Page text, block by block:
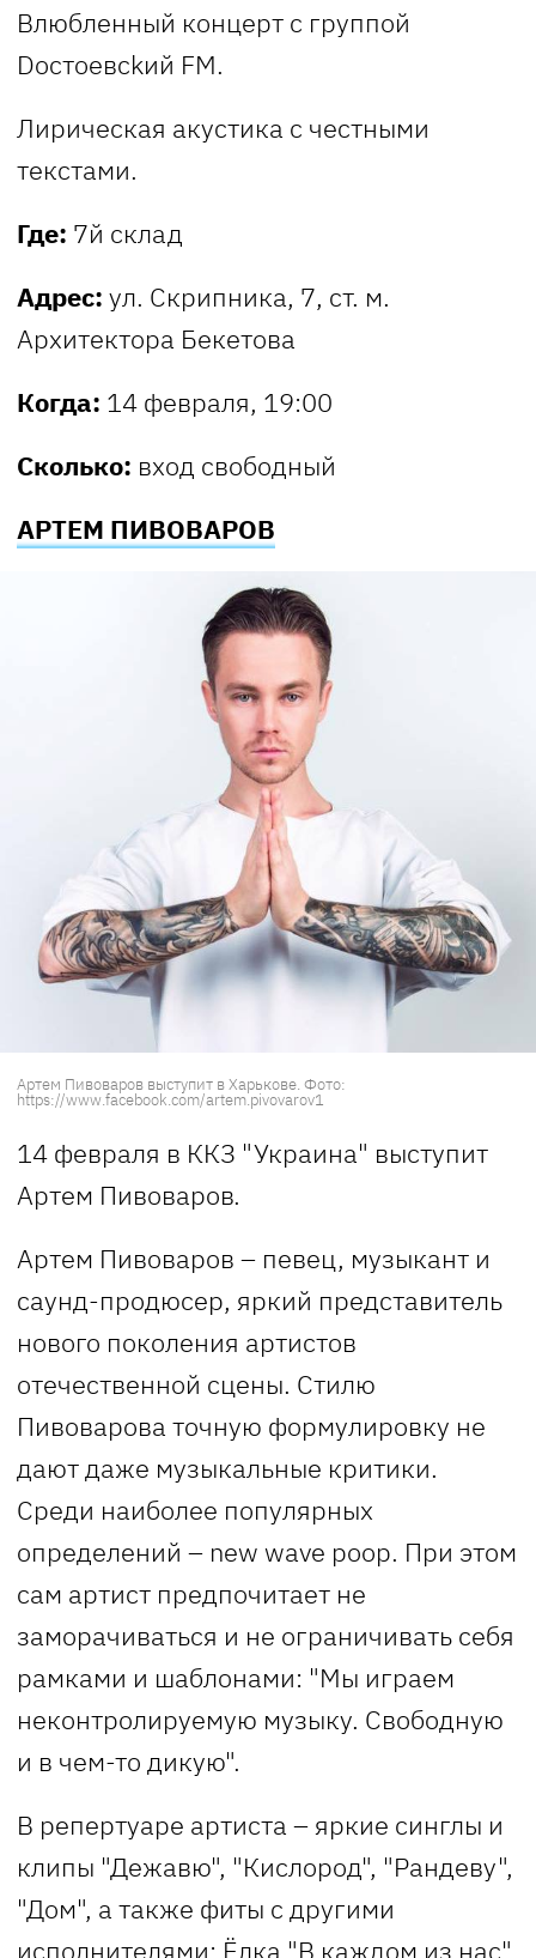
Влюбленный концерт с группой
Doстоeвсkий FM.
Лирическая акустика с честными
текстами.
Где: 7й склад
Адрес: ул. Скрипника, 7, ст. м.
Архитектора Бекетова
Когда: 14 февраля, 19:00
Сколько: вход свободный
АРТЕМ ПИВОВАРОВ
Артем Пивоваров выступит в Харькове. Фото:
https://www.facebook.com/artem.pivovarov1
14 февраля в ККЗ "Украина" выступит
Артем Пивоваров.
Артем Пивоваров – певец, музыкант и
саунд-продюсер, яркий представитель
нового поколения артистов
отечественной сцены. Стилю
Пивоварова точную формулировку не
дают даже музыкальные критики.
Среди наиболее популярных
определений – new wave poop. При этом
сам артист предпочитает не
заморачиваться и не ограничивать себя
рамками и шаблонами: "Мы играем
неконтролируемую музыку. Свободную
и в чем-то дикую".
В репертуаре артиста – яркие синглы и
клипы "Дежавю", "Кислород", "Рандеву",
"Дом", а также фиты с другими
исполнителями: Ёлка "В каждом из нас",